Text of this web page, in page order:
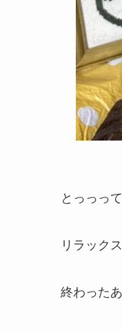
とっっっ
リラック
終わった